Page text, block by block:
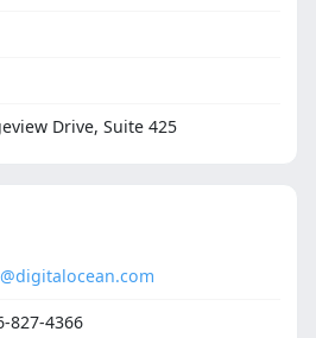
Drive, Suite 425
827-4366